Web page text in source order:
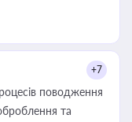
+7
поводження
та